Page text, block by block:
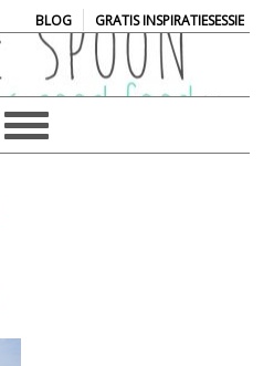
BLOG| GRATIS INSPIRATIESESSIE